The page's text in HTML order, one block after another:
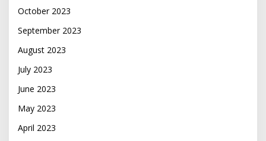
October 2023
September 2023
August 2023
July 2023
June 2023
May 2023
April 2023